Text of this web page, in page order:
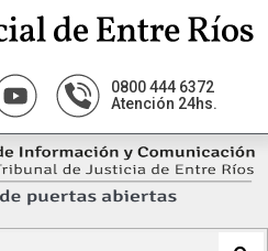
0800 444 6372
Atención 24hs.